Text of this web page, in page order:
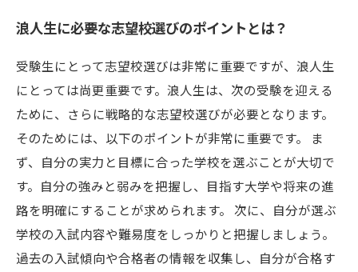
浪人生に必要な志望校選びのポイントとは？
受験生にとって志望校選びは非常に重要ですが、浪人生
にとっては尚更重要です。浪人生は、次の受験を迎える
ために、さらに戦略的な志望校選びが必要となります。
そのためには、以下のポイントが非常に重要です。 ま
ず、自分の実力と目標に合った学校を選ぶことが大切で
す。自分の強みと弱みを把握し、目指す大学や将来の進
路を明確にすることが求められます。 次に、自分が選ぶ
学校の入試内容や難易度をしっかりと把握しましょう。
過去の入試傾向や合格者の情報を収集し、自分が合格す